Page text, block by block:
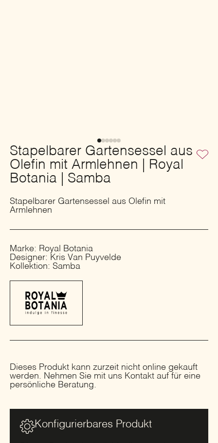
Stapelbarer Gartensessel aus
Olefin mit Armlehnen | Royal
Botania | Samba
Stapelbarer Gartensessel aus Olefin mit
Armlehnen
Marke: Royal Botania
Designer: Kris Van Puyvelde
Kollektion: Samba
Dieses Produkt kann zurzeit nicht online gekauft
werden. Nehmen Sie mit uns Kontakt auf für eine
persönliche Beratung.
Konfigurierbares Produkt